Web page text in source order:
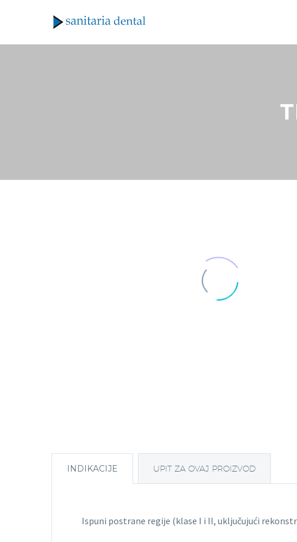
INDIKACIJE UPIT ZA OVAJ PROIZVOD
Ispuni postrane regije (klase I i II, uključujući